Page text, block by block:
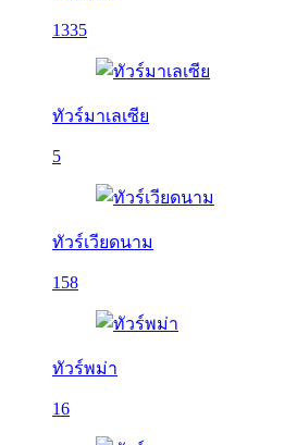
1335
ทัวร์มาเลเซีย
5
ทัวร์เวียดนาม
158
ทัวร์พม่า
16